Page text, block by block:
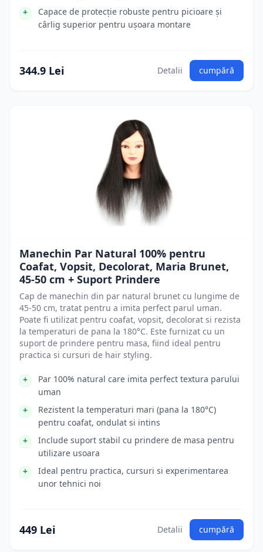
Capace de protecție robuste pentru picioare și
cârlig superior pentru ușoara montare
344.9 Lei Detalii cumpără
Manechin Par Natural 100% pentru
Coafat, Vopsit, Decolorat, Maria Brunet,
45-50 cm + Suport Prindere
Cap de manechin din par natural brunet cu lungime de
45-50 cm, tratat pentru a imita perfect parul uman.
Poate fi utilizat pentru coafat, vopsit, decolorat si rezista
la temperaturi de pana la 180°C. Este furnizat cu un
suport de prindere pentru masa, fiind ideal pentru
practica si cursuri de hair styling.
Par 100% natural care imita perfect textura parului
uman
Rezistent la temperaturi mari (pana la 180°C)
pentru coafat, ondulat si intins
Include suport stabil cu prindere de masa pentru
utilizare usoara
Ideal pentru practica, cursuri si experimentarea
unor tehnici noi
449 Lei Detalii cumpără